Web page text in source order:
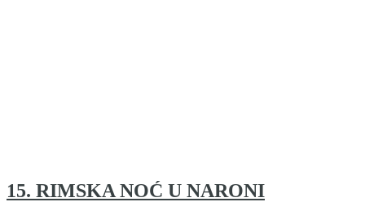
15. RIMSKA NOĆ U NARONI